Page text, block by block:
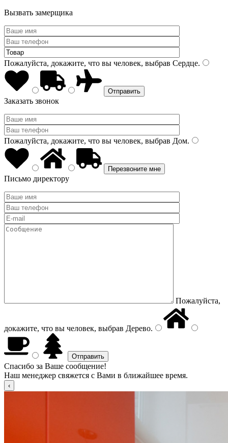
Вызвать замерщика
Пожалуйста, докажите, что вы человек, выбрав Сердце.
Заказать звонок
Пожалуйста, докажите, что вы человек, выбрав Дом.
Письмо директору
Пожалуйста,
докажите, что вы человек, выбрав Дерево.
Спасибо за Ваше сообщение!
Наш менеджер свяжется с Вами в ближайшее время.